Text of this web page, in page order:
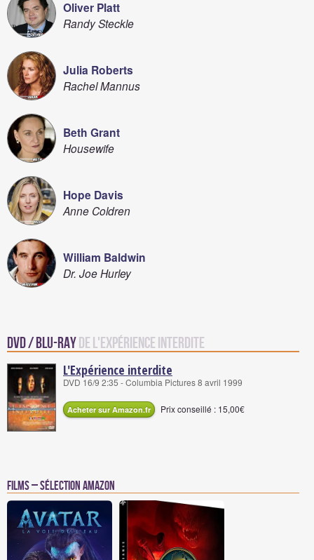
Oliver Platt
Randy Steckle
Julia Roberts
Rachel Mannus
Beth Grant
Housewife
Hope Davis
Anne Coldren
William Baldwin
Dr. Joe Hurley
DVD / Blu-Rayde L'expérience interdite
L'Expérience interdite
DVD 16/9 2:35 - Columbia Pictures 8 avril 1999
Acheter sur Amazon.fr Prix conseillé : 15,00€
Films – Sélection Amazon